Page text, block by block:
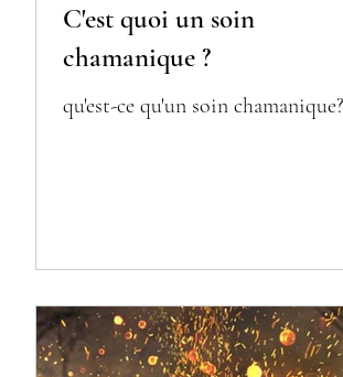
C'est quoi un soin
chamanique ?
qu'est-ce qu'un soin chamanique?